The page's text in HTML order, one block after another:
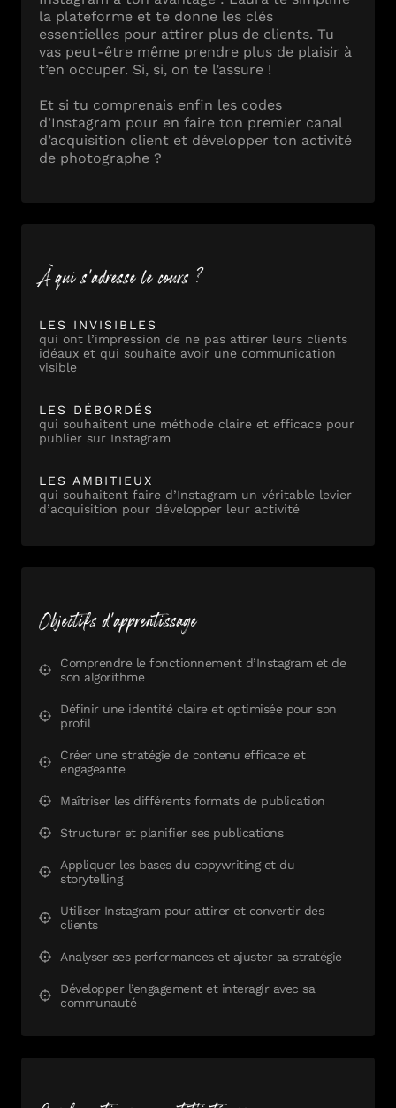
la plateforme et te donne les clés
essentielles pour attirer plus de clients. Tu
vas peut-être même prendre plus de plaisir à
t’en occuper. Si, si, on te l’assure !
Et si tu comprenais enfin les codes
d’Instagram pour en faire ton premier canal
d’acquisition client et développer ton activité
de photographe ?
À qui s'adresse le cours ?
LES INVISIBLES
qui ont l’impression de ne pas attirer leurs clients
idéaux et qui souhaite avoir une communication
visible
LES DÉBORDÉS
qui souhaitent une méthode claire et efficace pour
publier sur Instagram
LES AMBITIEUX
qui souhaitent faire d’Instagram un véritable levier
d’acquisition pour développer leur activité
Objectifs d'apprentissage
Comprendre le fonctionnement d’Instagram et de
son algorithme
Définir une identité claire et optimisée pour son
profil
Créer une stratégie de contenu efficace et
engageante
Maîtriser les différents formats de publication
Structurer et planifier ses publications
Appliquer les bases du copywriting et du
storytelling
Utiliser Instagram pour attirer et convertir des
clients
Analyser ses performances et ajuster sa stratégie
Développer l’engagement et interagir avec sa
communauté